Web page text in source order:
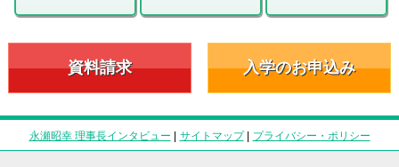
資料請求 入学のお申込み
永瀬昭幸 理事長インタビュー | サイトマップ| プライバシー・ポリシー